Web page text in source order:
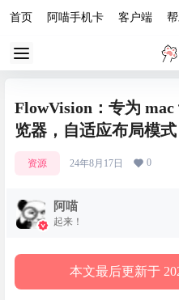
首页 阿喵手机卡 客户端
FlowVision：专为
览器，自适应布局模
资源 24年8月17日 0
阿喵
起来！
本文最后更新于